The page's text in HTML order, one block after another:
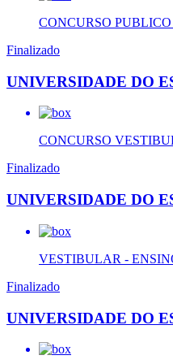
CONCURSO
Finalizado
UNIVERSIDADE DO
CONCURSO
Finalizado
UNIVERSIDADE DO
VESTIBULAR -
Finalizado
UNIVERSIDADE DO